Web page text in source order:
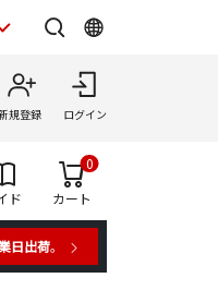
規登録 ログイン
ド
カート
0
日出荷。